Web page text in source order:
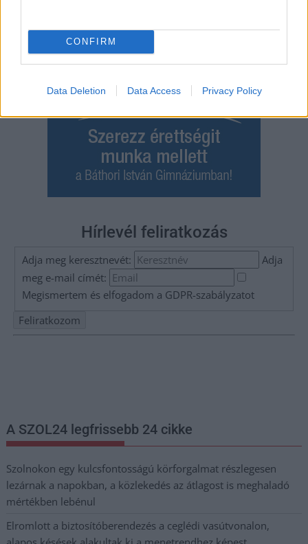
CONFIRM
Data Deletion Data Access Privacy Policy
Hírlevél feliratkozás
Adja meg keresztnevét:
Adja
meg e-mail címét:
Megismertem és elfogadom a GDPR-szabályzatot
A SZOL24 legfrissebb 24 cikke
Szolnokon egy kulcsfontosságú körforgalmat részlegesen
lezárnak a napokban, a közlekedés az átlagost is meghaladó
mértékben lebénul
Elromlott a biztosítóberendezés a ceglédi vasútvonalon,